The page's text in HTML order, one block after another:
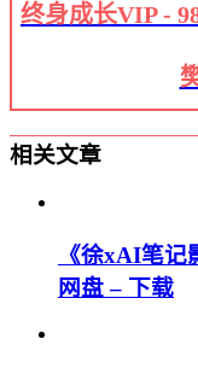
终身成长VIP -
相关文章
《徐xAI笔
网盘 – 下载